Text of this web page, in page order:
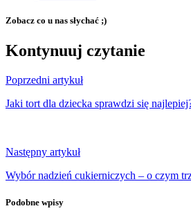
Zobacz co u nas słychać ;)
Kontynuuj czytanie
Poprzedni artykuł
Jaki tort dla dziecka sprawdzi się
Następny artykuł
Wybór nadzień cukierniczych – o czym
Podobne wpisy